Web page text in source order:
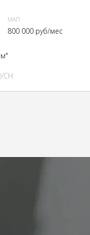
МАП
800 000 руб/мес
УСН